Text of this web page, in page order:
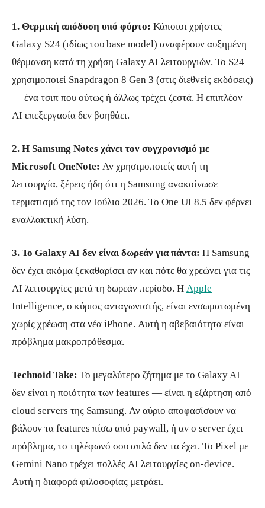
1. Θερμική απόδοση υπό φόρτο: Κάποιοι χρήστες
Galaxy S24 (ιδίως του base model) αναφέρουν αυξημένη
θέρμανση κατά τη χρήση Galaxy AI λειτουργιών. Το S24
χρησιμοποιεί Snapdragon 8 Gen 3 (στις διεθνείς εκδόσεις)
— ένα τσιπ που ούτως ή άλλως τρέχει ζεστά. Η επιπλέον
AI επεξεργασία δεν βοηθάει.
2. Η Samsung Notes χάνει τον συγχρονισμό με
Microsoft OneNote: Αν χρησιμοποιείς αυτή τη
λειτουργία, ξέρεις ήδη ότι η Samsung ανακοίνωσε
τερματισμό της τον Ιούλιο 2026. Το One UI 8.5 δεν φέρνει
εναλλακτική λύση.
3. Το Galaxy AI δεν είναι δωρεάν για πάντα: Η Samsung
δεν έχει ακόμα ξεκαθαρίσει αν και πότε θα χρεώνει για τις
AI λειτουργίες μετά τη δωρεάν περίοδο. Η Apple
Intelligence, ο κύριος ανταγωνιστής, είναι ενσωματωμένη
χωρίς χρέωση στα νέα iPhone. Αυτή η αβεβαιότητα είναι
πρόβλημα μακροπρόθεσμα.
Technoid Take: Το μεγαλύτερο ζήτημα με το Galaxy AI
δεν είναι η ποιότητα των features — είναι η εξάρτηση από
cloud servers της Samsung. Αν αύριο αποφασίσουν να
βάλουν τα features πίσω από paywall, ή αν ο server έχει
πρόβλημα, το τηλέφωνό σου απλά δεν τα έχει. Το Pixel με
Gemini Nano τρέχει πολλές AI λειτουργίες on-device.
Αυτή η διαφορά φιλοσοφίας μετράει.